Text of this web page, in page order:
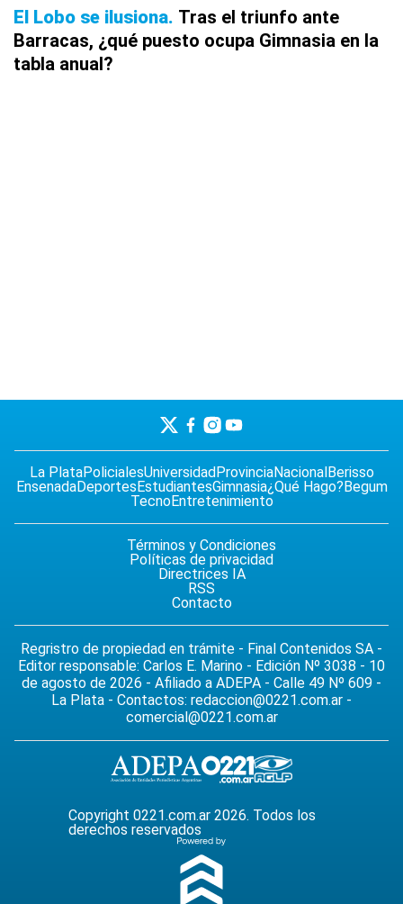
El Lobo se ilusiona Tras el triunfo ante
Barracas, ¿qué puesto ocupa Gimnasia en la
tabla anual?
La PlataPolicialesUniversidadProvinciaNacionalBerisso
EnsenadaDeportesEstudiantesGimnasia¿Qué Hago?Begum
TecnoEntretenimiento
Términos y Condiciones
Políticas de privacidad
Directrices IA
RSS
Contacto
Regristro de propiedad en trámite - Final Contenidos SA -
Editor responsable: Carlos E. Marino - Edición Nº 3038 - 10
de agosto de 2026 - Afiliado a ADEPA - Calle 49 Nº 609 -
La Plata - Contactos: redaccion@0221.com.ar -
comercial@0221.com.ar
Copyright 0221.com.ar 2026. Todos los
derechos reservados